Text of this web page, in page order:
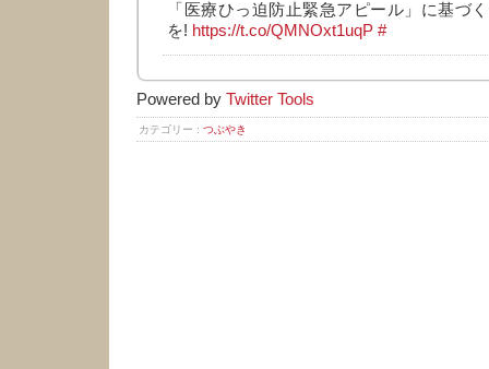
「医療ひっ迫防止緊急アピール」に基づ
を! https://t.co/QMNOxt1uqP #
Powered by Twitter Tools
カテゴリー : つぶやき